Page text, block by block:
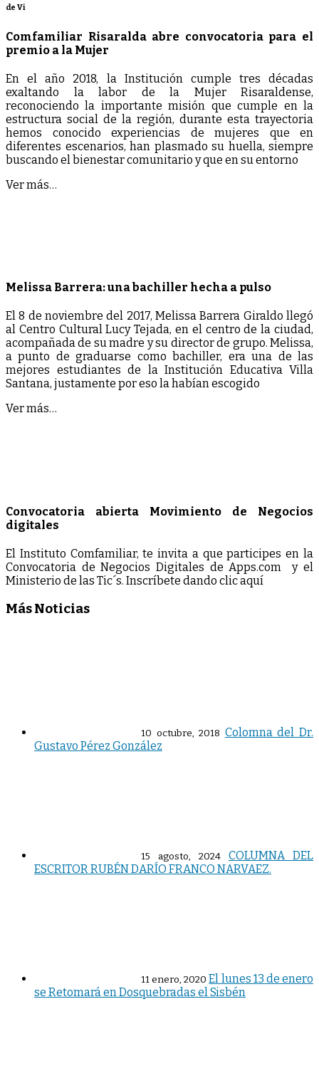
de Vi
Comfamiliar Risaralda abre convocatoria para el
premio a la Mujer
En el año 2018, la Institución cumple tres décadas
exaltando la labor de la Mujer Risaraldense,
reconociendo la importante misión que cumple en la
estructura social de la región, durante esta trayectoria
hemos conocido experiencias de mujeres que en
diferentes escenarios, han plasmado su huella, siempre
buscando el bienestar comunitario y que en su entorno
Ver más…
Melissa Barrera: una bachiller hecha a pulso
El 8 de noviembre del 2017, Melissa Barrera Giraldo llegó
al Centro Cultural Lucy Tejada, en el centro de la ciudad,
acompañada de su madre y su director de grupo. Melissa,
a punto de graduarse como bachiller, era una de las
mejores estudiantes de la Institución Educativa Villa
Santana, justamente por eso la habían escogido
Ver más…
Convocatoria abierta Movimiento de Negocios
digitales
El Instituto Comfamiliar, te invita a que participes en la
Convocatoria de Negocios Digitales de Apps.com y el
Ministerio de las Tic´s. Inscríbete dando clic aquí
Más Noticias
10 octubre, 2018 Colomna del Dr.
Gustavo Pérez González
15 agosto, 2024
COLUMNA DEL
ESCRITOR RUBÉN DARÍO FRANCO NARVAEZ.
11 enero, 2020 El lunes 13 de enero
se Retomará en Dosquebradas el Sisbén